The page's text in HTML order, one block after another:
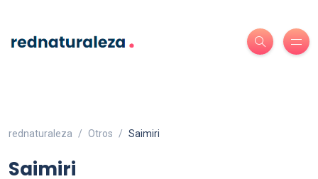
rednaturaleza Otros Saimiri
Saimiri